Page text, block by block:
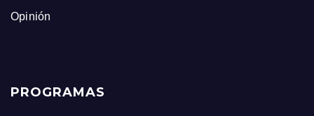
Opinión
PROGRAMAS